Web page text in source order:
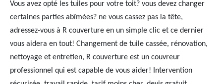
Vous avez opté les tuiles pour votre toit? vous devez changer
certaines parties abîmées? ne vous cassez pas la tête,
adressez-vous à R couverture en un simple clic et ce dernier
vous aidera en tout! Changement de tuile cassée, rénovation,
nettoyage et entretien, R couverture est un couvreur
professionnel qui est capable de vous aider! Intervention